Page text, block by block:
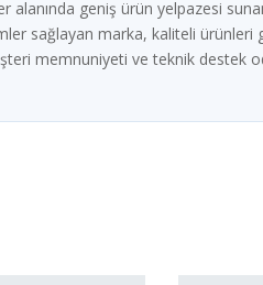
alanında geniş ürün yelpazesi
sağlayan marka, kaliteli ürünleri
memnuniyeti ve teknik destek